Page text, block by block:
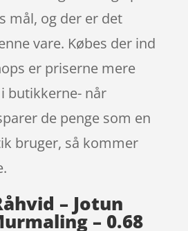
mål, og der er det
vare. Købes der ind
er priserne mere
butikkerne- når
de penge som en
bruger, så kommer
– Jotun
– 0.68